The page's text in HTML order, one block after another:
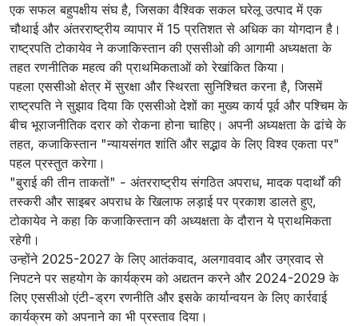
एक सफल बहुपक्षीय संघ है, जिसका वैश्विक सकल घरेलू उत्पाद में एक
चौथाई और अंतरराष्ट्रीय व्यापार में 15 प्रतिशत से अधिक का योगदान है।
राष्ट्रपति टोकायेव ने कजाकिस्तान की एससीओ की आगामी अध्यक्षता के
तहत रणनीतिक महत्व की प्राथमिकताओं को रेखांकित किया।
पहला एससीओ क्षेत्र में सुरक्षा और स्थिरता सुनिश्चित करना है, जिसमें
राष्ट्रपति ने सुझाव दिया कि एससीओ देशों का मुख्य कार्य पूर्व और पश्चिम के
बीच भूराजनीतिक दरार को रोकना होना चाहिए। अपनी अध्यक्षता के ढांचे के
तहत, कजाकिस्तान "न्यायसंगत शांति और सद्भाव के लिए विश्व एकता पर"
पहल प्रस्तुत करेगा।
"बुराई की तीन ताकतों" - अंतरराष्ट्रीय संगठित अपराध, मादक पदार्थों की
तस्करी और साइबर अपराध के खिलाफ लड़ाई पर प्रकाश डालते हुए,
टोकायेव ने कहा कि कजाकिस्तान की अध्यक्षता के दौरान ये प्राथमिकता
रहेगी।
उन्होंने 2025-2027 के लिए आतंकवाद, अलगाववाद और उग्रवाद से
निपटने पर सहयोग के कार्यक्रम को अद्यतन करने और 2024-2029 के
लिए एससीओ एंटी-ड्रग रणनीति और इसके कार्यान्वयन के लिए कार्रवाई
कार्यक्रम को अपनाने का भी प्रस्ताव दिया।